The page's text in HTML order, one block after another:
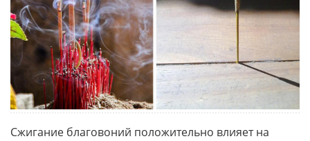
Сжигание благовоний положительно влияет на